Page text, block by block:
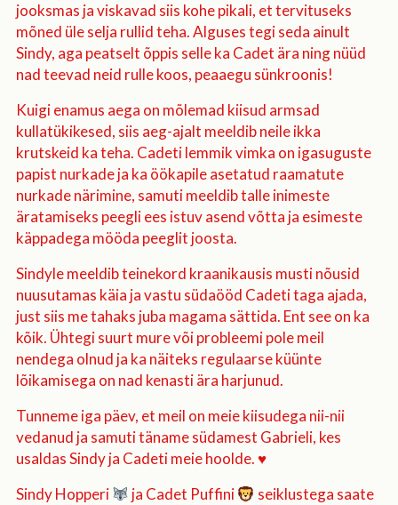
jooksmas ja viskavad siis kohe pikali, et tervituseks
mõned üle selja rullid teha. Alguses tegi seda ainult
Sindy, aga peatselt õppis selle ka Cadet ära ning nüüd
nad teevad neid rulle koos, peaaegu sünkroonis!
Kuigi enamus aega on mõlemad kiisud armsad
kullatükikesed, siis aeg-ajalt meeldib neile ikka
krutskeid ka teha. Cadeti lemmik vimka on igasuguste
papist nurkade ja ka öökapile asetatud raamatute
nurkade närimine, samuti meeldib talle inimeste
äratamiseks peegli ees istuv asend võtta ja esimeste
käppadega mööda peeglit joosta.
Sindyle meeldib teinekord kraanikausis musti nõusid
nuusutamas käia ja vastu südaööd Cadeti taga ajada,
just siis me tahaks juba magama sättida. Ent see on ka
kõik. Ühtegi suurt mure või probleemi pole meil
nendega olnud ja ka näiteks regulaarse küünte
lõikamisega on nad kenasti ära harjunud.
Tunneme iga päev, et meil on meie kiisudega nii-nii
vedanud ja samuti täname südamest Gabrieli, kes
usaldas Sindy ja Cadeti meie hoolde. ♥️
Sindy Hopperi
ja Cadet Puffini
seiklustega saate